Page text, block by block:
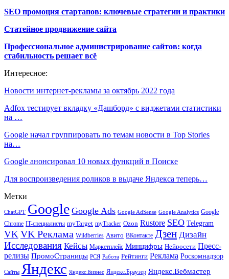
SEO промоция стартапов: ключевые стратегии и практики
Статейное продвижение сайта
Профессиональное администрирование сайтов: когда
стабильность решает всё
Интересное:
Новости интернет-рекламы за октябрь 2022 года
Adfox тестирует вкладку «Дашборд» с виджетами статистики
на …
Google начал группировать по темам новости в Top Stories
на…
Google анонсировал 10 новых функций в Поиске
Для воспроизведения роликов в выдаче Яндекса теперь…
Метки
ChatGPT Google Google Ads Google AdSense Google Analytics Google
Chrome IT-специалисты myTarget myTracker Ozon Rustore SEO Telegram
VK VK Реклама Wildberries Авито ВКонтакте Дзен Дизайн
Исследования Кейсы Маркетплейс Минцифры Нейросети Пресс-
релизы ПромоСтраницы РСЯ Работа Рейтинги Реклама Роскомнадзор
Сайты Яндекс Яндекс.Бизнес Яндекс.Браузер Яндекс.Вебмастер